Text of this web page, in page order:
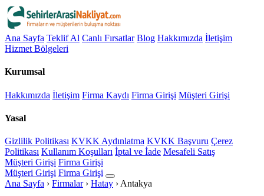
Ana Sayfa Teklif Al Canlı Fırsatlar Blog Hakkımızda İletişim
Hizmet Bölgeleri
Kurumsal
Hakkımızda İletişim Firma Kaydı Firma Girişi Müşteri Girişi
Yasal
Gizlilik Politikası KVKK Aydınlatma KVKK Başvuru Çerez
Politikası Kullanım Koşulları İptal ve İade Mesafeli Satış
Müşteri Girişi Firma Girişi
Müşteri Girişi Firma Girişi
Ana Sayfa › Firmalar › Hatay › Antakya